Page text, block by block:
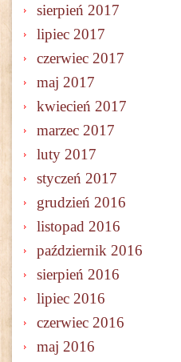
sierpień 2017
lipiec 2017
czerwiec 2017
maj 2017
kwiecień 2017
marzec 2017
luty 2017
styczeń 2017
grudzień 2016
listopad 2016
październik 2016
sierpień 2016
lipiec 2016
czerwiec 2016
maj 2016